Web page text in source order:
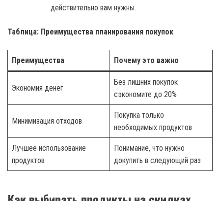
действительно вам нужны.
Таблица: Преимущества планирования покупок
Преимущества Почему это важно
Экономия денег
Без лишних покупок
сэкономите до 20%
Минимизация отходов
Покупка только
необходимых продуктов
Лучшее использование
продуктов
Понимание, что нужно
докупить в следующий раз